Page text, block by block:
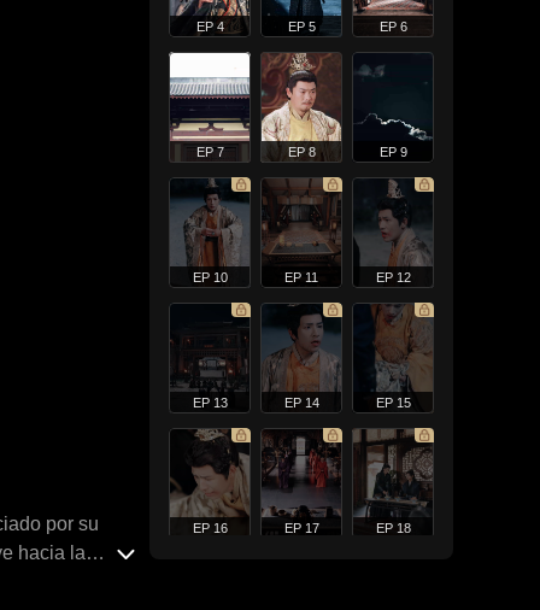
por su
hacia la
EP 4 EP 5 EP 6
EP 7 EP 8 EP 9
EP 10 EP 11 EP 12
EP 13 EP 14 EP 15
EP 16 EP 17 EP 18